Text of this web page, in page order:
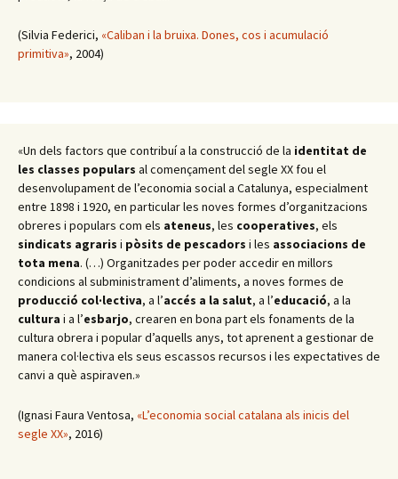
(Silvia Federici, «Caliban i la bruixa. Dones, cos i acumulació
primitiva», 2004)
«Un dels factors que contribuí a la construcció de la identitat de
les classes populars al començament del segle XX fou el
desenvolupament de l’economia social a Catalunya, especialment
entre 1898 i 1920, en particular les noves formes d’organitzacions
obreres i populars com els ateneus, les cooperatives, els
sindicats agraris i pòsits de pescadors i les associacions de
tota mena. (…) Organitzades per poder accedir en millors
condicions al subministrament d’aliments, a noves formes de
producció col·lectiva, a l’accés a la salut, a l’educació, a la
cultura i a l’esbarjo, crearen en bona part els fonaments de la
cultura obrera i popular d’aquells anys, tot aprenent a gestionar de
manera col·lectiva els seus escassos recursos i les expectatives de
canvi a què aspiraven.»
(Ignasi Faura Ventosa, «L’economia social catalana als inicis del
segle XX», 2016)